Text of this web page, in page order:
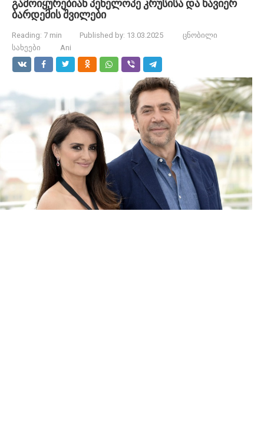
გამოიყურებიან პენელოპე კრუსისა და ხავიერ
ბარდემის შვილები
Reading: 7 min Published by: 13.03.2025
ცნობილი
სახეები
Ani